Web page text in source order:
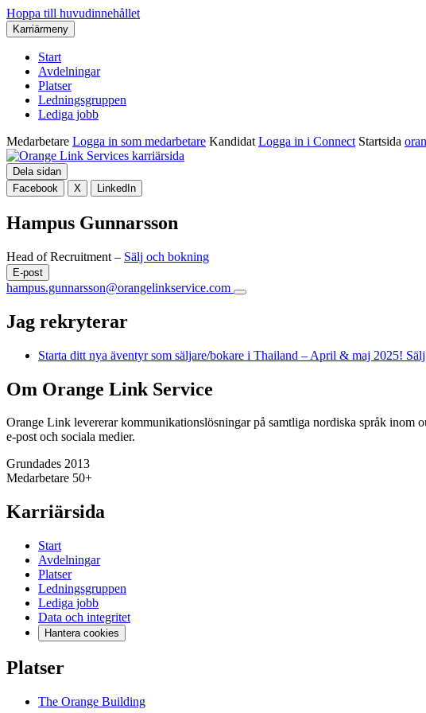
Hoppa till huvudinnehållet
Karriärmeny
Start
Avdelningar
Platser
Ledningsgruppen
Lediga jobb
Medarbetare Logga in som medarbetare Kandidat Logga in i Connect Startsida
Dela sidan
Facebook
X LinkedIn
Hampus Gunnarsson
Head of Recruitment – Sälj och bokning
E-post
hampus.gunnarsson@orangelinkservice.com
Jag rekryterar
Starta ditt nya äventyr som säljare/bokare i Thailand – April & maj 2025!
Om Orange Link Service
Orange Link levererar kommunikationslösningar på samtliga nordiska språk
e-post och sociala medier.
Grundades 2013
Medarbetare 50+
Karriärsida
Start
Avdelningar
Platser
Ledningsgruppen
Lediga jobb
Data och integritet
Hantera cookies
Platser
The Orange Building